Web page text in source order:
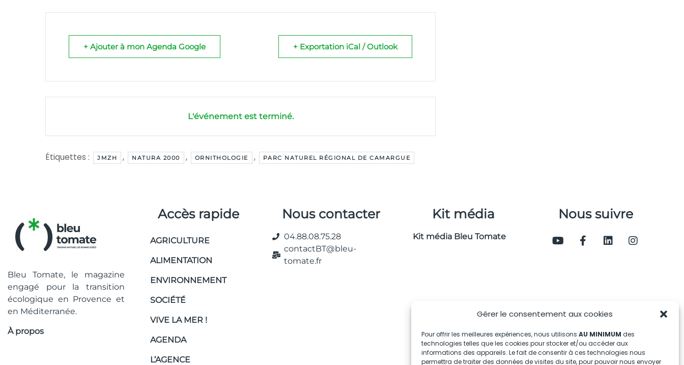
Gérer le consentement aux cookies
Pour offrir les meilleures expériences, nous utilisons AU MINIMUM des
technologies telles que les cookies pour stocker et/ou accéder aux
informations des appareils. Le fait de consentir à ces technologies nous
permettra de traiter des données de visites du site, pour pouvoir nous envoyer
+ Ajouter à mon Agenda Google + Exportation iCal / Outlook
L'événement est terminé.
Étiquettes : JMZH , NATURA 2000 , ORNITHOLOGIE , PARC NATUREL RÉGIONAL DE CAMARGUE
Bleu Tomate, le magazine
engagé pour la transition
écologique en Provence et
en Méditerranée.
À propos
Accès rapide
AGRICULTURE
ALIMENTATION
ENVIRONNEMENT
SOCIÉTÉ
VIVE LA MER !
AGENDA
L’AGENCE
Nous contacter
04.88.08.75.28
contactBT@bleu-
tomate.fr
Kit média
Kit média Bleu Tomate
Nous suivre